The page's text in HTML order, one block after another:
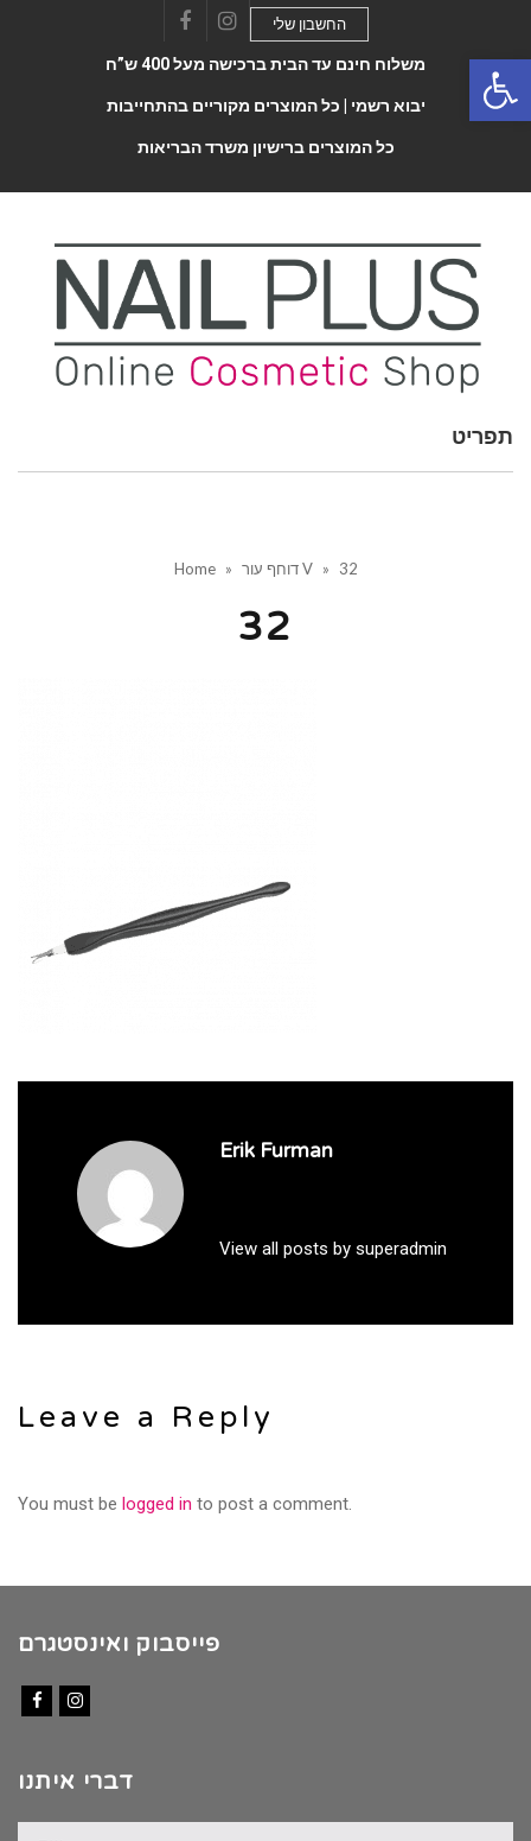
FacebookInstagram
החשבון שלי
משלוח חינם עד הבית ברכישה מעל 400 ש”ח
יבוא רשמי | כל המוצרים מקוריים בהתחייבות
כל המוצרים ברישיון משרד הבריאות
Toggle
תפריט
Home » דוחף עור V » 32
32
Erik Furman
View all posts by superadmin
Leave a Reply
You must be logged in to post a comment.
פייסבוק ואינסטגרם
דברי איתנו
שם: